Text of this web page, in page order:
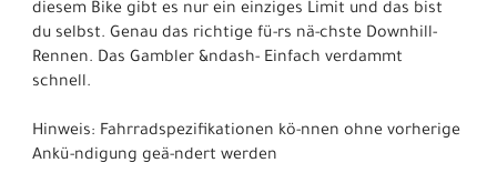
diesem Bike gibt es nur ein einziges Limit und das bist
du selbst. Genau das richtige fü-rs nä-chste Downhill-
Rennen. Das Gambler &ndash- Einfach verdammt
schnell.
Hinweis: Fahrradspezifikationen kö-nnen ohne vorherige
Ankü-ndigung geä-ndert werden